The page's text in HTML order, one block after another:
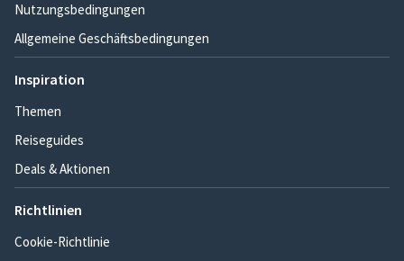
Nutzungsbedingungen
Allgemeine Geschäftsbedingungen
Inspiration
Themen
Reiseguides
Deals & Aktionen
Richtlinien
Cookie-Richtlinie